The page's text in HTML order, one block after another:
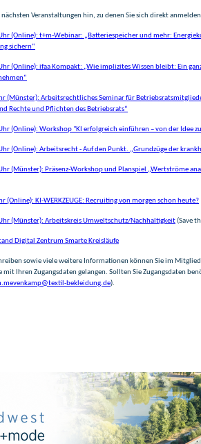
Veranstaltungen hin, zu denen Sie sich direkt
(Online): t+m-Webinar: „Batteriespeicher und mehr:
sichern“
(Online): ifaa Kompakt: „Wie implizites Wissen bleibt: Ein
(Münster): Arbeitsrechtliches Seminar für
Rechte und Pflichten des Betriebsrats“
(Online): Workshop "KI erfolgreich einführen – von der Idee
(Online): Arbeitsrecht - Auf den Punkt. „Grundzüge der
(Münster): Präsenz-Workshop und Planspiel „Wertströme
KI-WERKZEUGE: Recruiting von morgen schon heute?
(Münster): Arbeitskreis Umweltschutz/Nachhaltigkeit(Save
Digital Zentrum Smarte Kreisläufe
sowie viele weitere Informationen können Sie im
mit Ihren Zugangsdaten gelangen. Sollten Sie Zugangsdaten
bekleidung.de).